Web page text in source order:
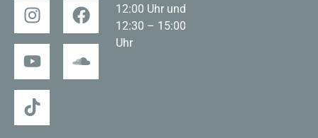
12:00 Uhr und
12:30 – 15:00
Uhr